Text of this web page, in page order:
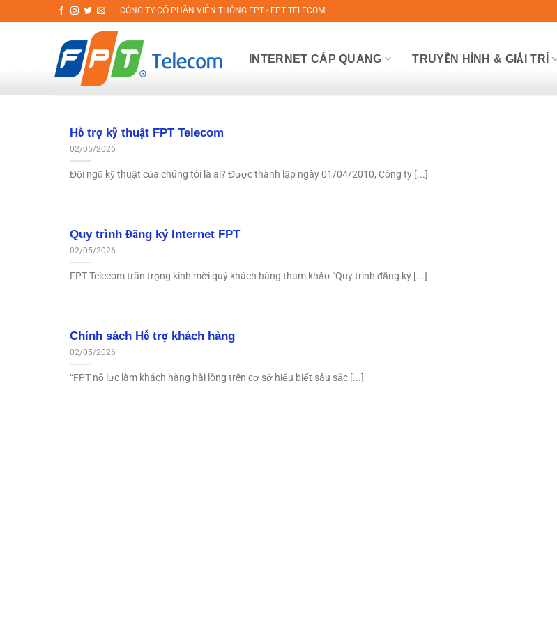
qua
CÔNG TY CỔ PHẦN VIỄN THÔNG FPT - FPT TELECOM
INTERNET CÁP QUANG TRUYỀN HÌNH & GIẢI TRÍ
Hỗ trợ kỹ thuật FPT Telecom
02/05/2026
Đội ngũ kỹ thuật của chúng tôi là ai? Được thành lập ngày 01/04/2010, Công ty [...]
Quy trình Đăng ký Internet FPT
02/05/2026
FPT Telecom trân trọng kính mời quý khách hàng tham khảo “Quy trình đăng ký [...]
Chính sách Hỗ trợ khách hàng
02/05/2026
“FPT nỗ lực làm khách hàng hài lòng trên cơ sở hiểu biết sâu sắc [...]